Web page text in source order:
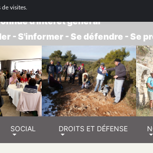
visites. - GROUPE
d'intérêt général
- S'informer - Se défendre - Se
SOCIAL DROITS ET DÉFENSE